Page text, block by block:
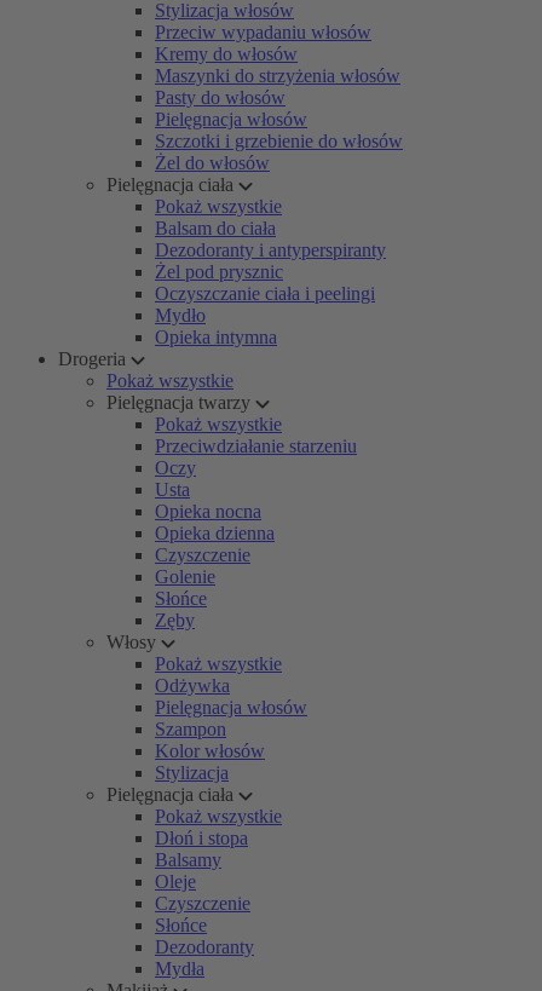
Stylizacja włosów
Przeciw wypadaniu włosów
Kremy do włosów
Maszynki do strzyżenia włosów
Pasty do włosów
Pielęgnacja włosów
Szczotki i grzebienie do włosów
Żel do włosów
Pielęgnacja ciała
Pokaż wszystkie
Balsam do ciała
Dezodoranty i antyperspiranty
Żel pod prysznic
Oczyszczanie ciała i peelingi
Mydło
Opieka intymna
Drogeria
Pokaż wszystkie
Pielęgnacja twarzy
Pokaż wszystkie
Przeciwdziałanie starzeniu
Oczy
Usta
Opieka nocna
Opieka dzienna
Czyszczenie
Golenie
Słońce
Zęby
Włosy
Pokaż wszystkie
Odżywka
Pielęgnacja włosów
Szampon
Kolor włosów
Stylizacja
Pielęgnacja ciała
Pokaż wszystkie
Dłoń i stopa
Balsamy
Oleje
Czyszczenie
Słońce
Dezodoranty
Mydła